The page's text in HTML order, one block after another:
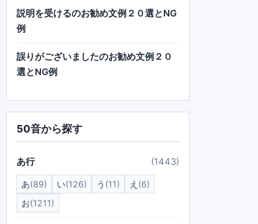
説明を受けるのお勧め文例２０選とNG
例
誤りがございましたのお勧め文例２０
選とNG例
50音から探す
あ行 (1443)
あ(89) い(126) う (11) え (6)
お(1211)